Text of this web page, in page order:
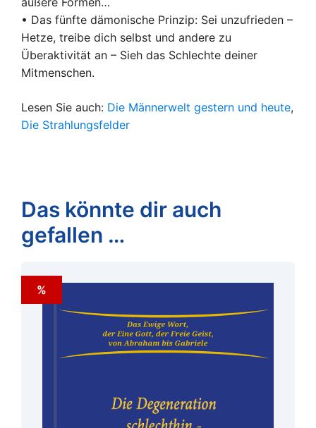
• Das fünfte dämonische Prinzip: Sei unzufrieden –
Hetze, treibe dich selbst und andere zu
Überaktivität an – Sieh das Schlechte deiner
Mitmenschen.
Lesen Sie auch: Die Männerwelt gestern und heute,
Die Strahlungsfelder
Das könnte dir auch
gefallen …
%